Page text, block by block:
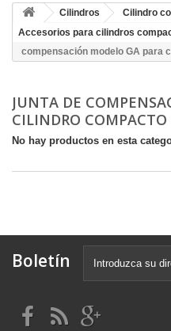
Cilindros
Cilindro
Accesorios para cilindros
compensación modelo GA para
JUNTA DE
CILINDRO
No hay productos en esta
Boletín